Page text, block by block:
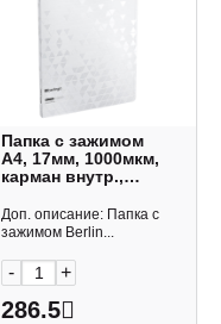
Папка с зажимом
А4, 17мм, 1000мкм,
карман внутр.,
"DoubleWhite"
FSc_A4397 Berlingo
Доп. описание: Папка с
зажимом Berlin...
- +
286.5